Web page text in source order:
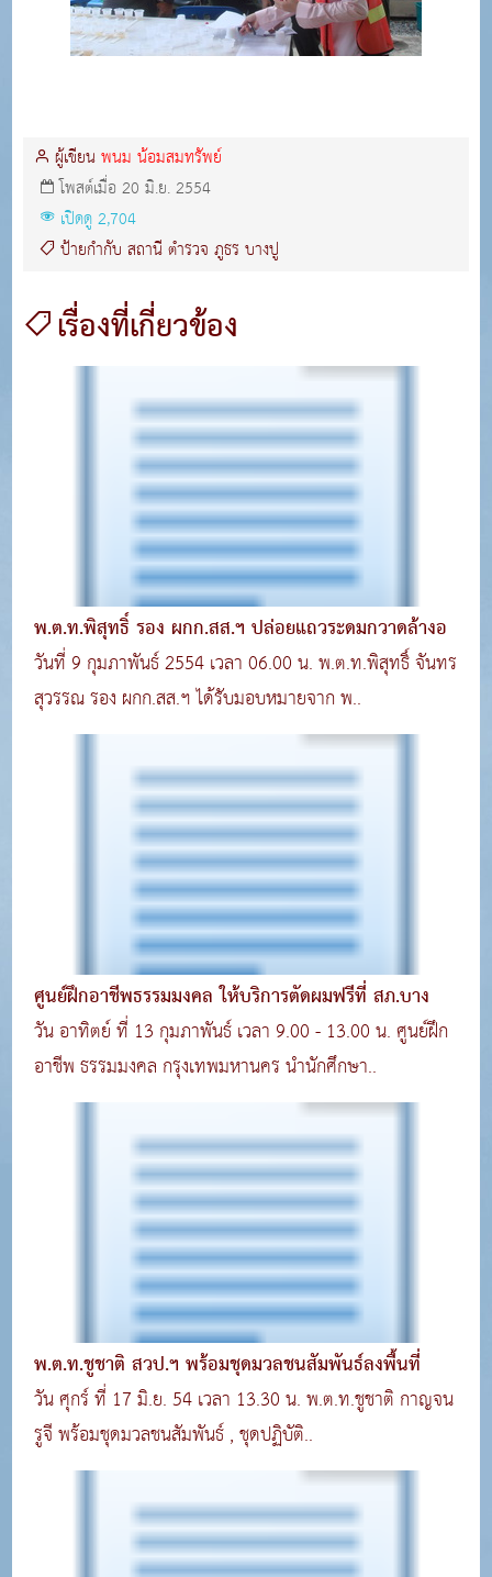
ผู้เขียนพนม น้อมสมทรัพย์
โพสต์เมื่อ 20 มิ.ย. 2554
เปิดดู 2,704
ป้ายกำกับสถานีตำรวจ ภูธร บางปู
เรื่องที่เกี่ยวข้อง
พ.ต.ท.พิสุทธิ์ รอง ผกก.สส.ฯ ปล่อยแถวระดมกวาดล้างอ
วันที่ 9 กุมภาพันธ์ 2554 เวลา 06.00 น. พ.ต.ท.พิสุทธิ์ จันทร
สุวรรณ รอง ผกก.สส.ฯ ได้รับมอบหมายจาก พ..
ศูนย์ฝึกอาชีพธรรมมงคล ให้บริการตัดผมฟรีที่ สภ.บาง
วัน อาทิตย์ ที่ 13 กุมภาพันธ์ เวลา 9.00 - 13.00 น. ศูนย์ฝึก
อาชีพ ธรรมมงคล กรุงเทพมหานคร นำนักศึกษา..
พ.ต.ท.ชูชาติ สวป.ฯ พร้อมชุดมวลชนสัมพันธ์ลงพื้นที่
วัน ศุกร์ ที่ 17 มิ.ย. 54 เวลา 13.30 น. พ.ต.ท.ชูชาติ กาญจน
รูจี พร้อมชุดมวลชนสัมพันธ์ , ชุดปฏิบัติ..